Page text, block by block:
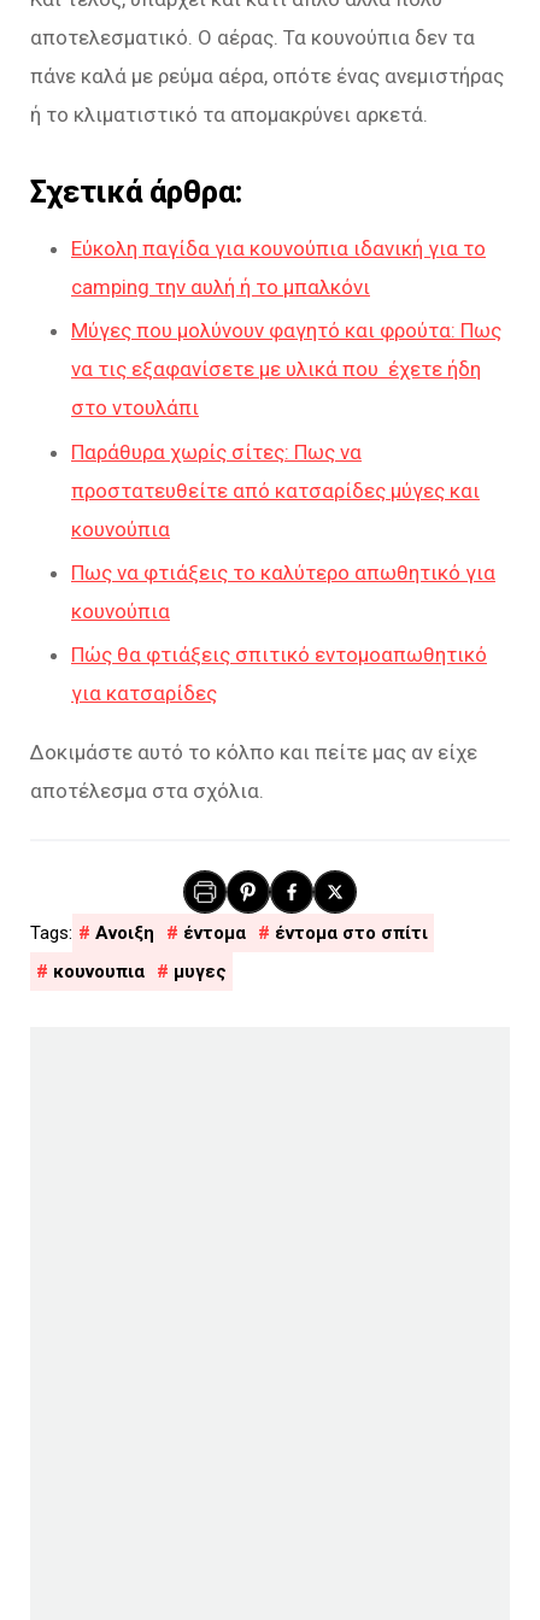
αποτελεσματικό. Ο αέρας. Τα κουνούπια δεν τα
πάνε καλά με ρεύμα αέρα, οπότε ένας ανεμιστήρας
ή το κλιματιστικό τα απομακρύνει αρκετά.
Σχετικά άρθρα:
Eύκολη παγίδα για κουνούπια ιδανική για το
camping την αυλή ή το μπαλκόνι
Μύγες που μολύνουν φαγητό και φρούτα: Πως
να τις εξαφανίσετε με υλικά που έχετε ήδη
στο ντουλάπι
Παράθυρα χωρίς σίτες: Πως να
προστατευθείτε από κατσαρίδες μύγες και
κουνούπια
Πως να φτιάξεις το καλύτερο απωθητικό για
κουνούπια
Πώς θα φτιάξεις σπιτικό εντομοαπωθητικό
για κατσαρίδες
Δοκιμάστε αυτό το κόλπο και πείτε μας αν είχε
αποτέλεσμα στα σχόλια.
Ανοιξη έντομα
έντομα στο σπίτι
κουνουπια
μυγες